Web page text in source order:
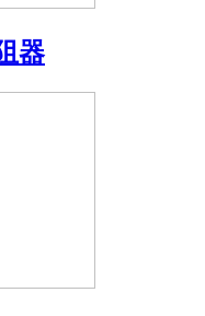
器